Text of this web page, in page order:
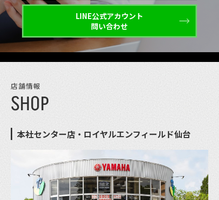
LINE公式アカウント
問い合わせ
店舗情報
SHOP
本社センター店・ロイヤルエンフィールド仙台